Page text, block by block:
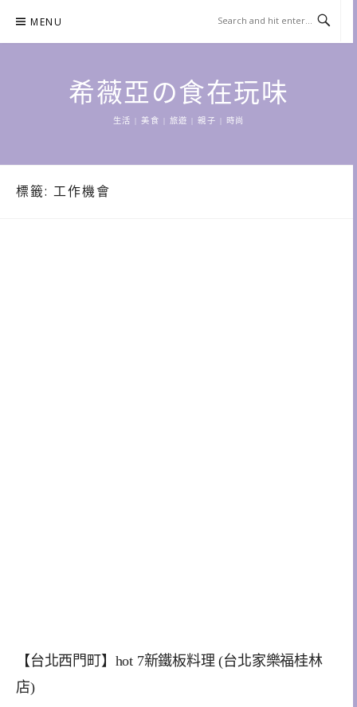
content
MENU
希薇亞の食在玩味
生活 | 美食 | 旅遊 | 親子 | 時尚
標籤: 工作機會
【台北西門町】hot 7新鐵板料理 (台北家樂福桂林
店)